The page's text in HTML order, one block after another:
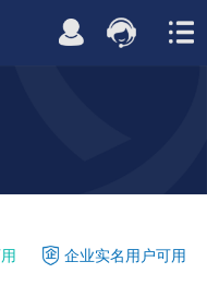
企业实名用户可用